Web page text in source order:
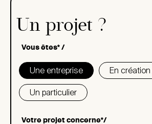
Un projet ?
Vous êtes* /
Une entreprise En
Un particulier
Votre projet concerne*/